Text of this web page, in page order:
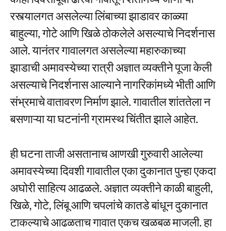
रस्त्यालगत असलेल्या लिंबाच्या झाडावर काळ्या
बाहुल्या, गोटे आणि खिळे ठोकलेले असल्याचे निदर्शनास
आले. यानंतर गावालगत असलेल्या महारुकाच्या
झाडाची अमावस्येच्या रात्री अज्ञात व्यक्तीने पूजा केली
असल्याचे निदर्शनास आल्याने नागरिकांमध्ये भीती आणि
संभ्रमाचे वातावरण निर्माण झाले. गावातील शांततेला न
बसणाऱ्या या घटनांनी ग्रामस्थ चिंतीत झाले आहेत.
ही घटना ताजी असतानाच आणखी गुरुवारी आलेल्या
अमावस्येच्या दिवशी गावातील एका दुकानात पुन्हा एकदा
अघोरी साहित्य आढळले. अज्ञात व्यक्तीने काळी बाहुली,
खिळे, गोटे, लिंबू आणि चपलांचे कातडे बांधून दुकानात
टाकल्याचे आढळताच गावात एकच खळबळ माजली. हा